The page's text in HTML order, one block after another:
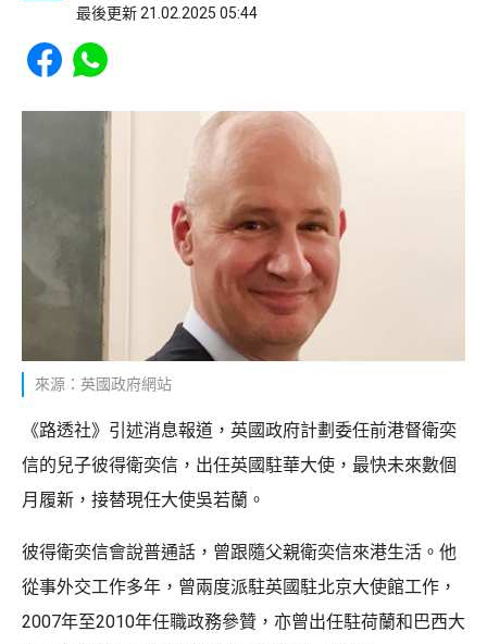
最後更新 21.02.2025 05:44
Share to Facebook
Share to WhatsApp
來源：英國政府網站
《路透社》引述消息報道，英國政府計劃委任前港督衛奕
信的兒子彼得衛奕信，出任英國駐華大使，最快未來數個
月履新，接替現任大使吳若蘭。
彼得衛奕信會說普通話，曾跟隨父親衛奕信來港生活。他
從事外交工作多年，曾兩度派駐英國駐北京大使館工作，
2007年至2010年任職政務參贊，亦曾出任駐荷蘭和巴西大